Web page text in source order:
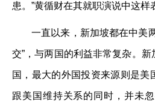
患。”黄循财在其就职演说中这样
一直以来，新加坡都在中美
交”，与两国的利益非常复杂。
国，最大的外国投资来源则是美
跟美国维持关系的同时，并未